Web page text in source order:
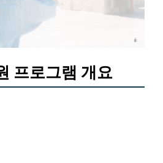
프로그램 개요